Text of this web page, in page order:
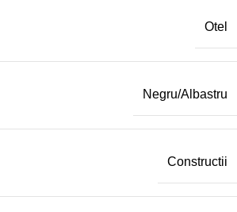
Otel
Negru/Albastru
Constructii